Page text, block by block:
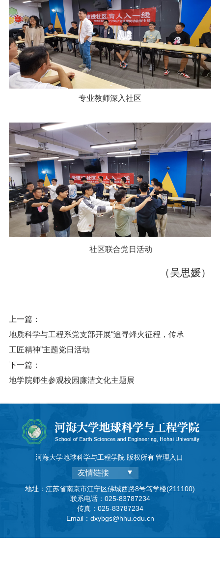
专业教师深入社区
社区联合党日活动
（吴思媛）
上一篇：
地质科学与工程系党支部开展“追寻烽火征程，传承
工匠精神”主题党日活动
下一篇：
地学院师生参观校园廉洁文化主题展
河海大学地球科学与工程学院 版权所有管理入口
友情链接
地址：江苏省南京市江宁区佛城西路8号笃学楼(211100)
联系电话：025-83787234
传真：025-83787234
Email：dxybgs@hhu.edu.cn